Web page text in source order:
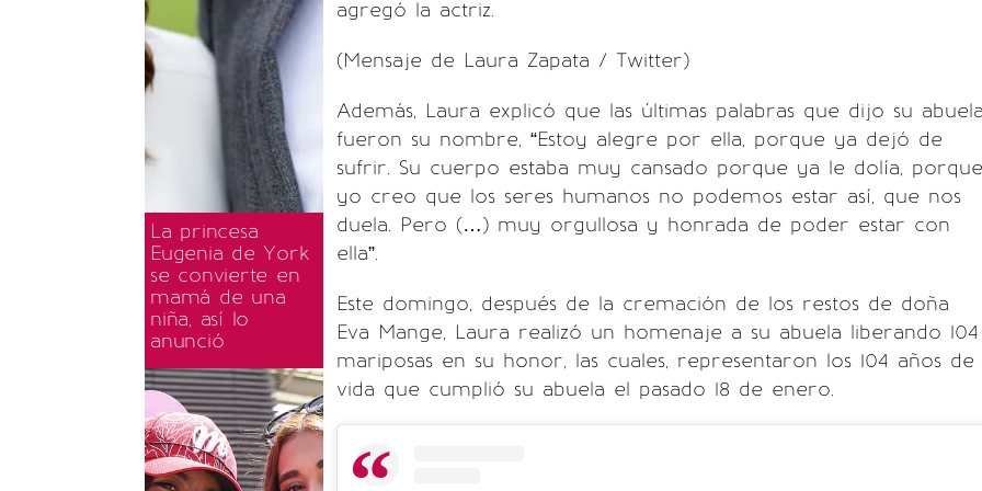
La princesa
Eugenia de York
se convierte en
mamá de una
niña, así lo
anunció
agregó la actriz.
(Mensaje de Laura Zapata / Twitter)
Además, Laura explicó que las últimas palabras que dijo su
fueron su nombre, “Estoy alegre por ella, porque ya dejó de
sufrir. Su cuerpo estaba muy cansado porque ya le dolía, porque
yo creo que los seres humanos no podemos estar así, que nos
duela. Pero (…) muy orgullosa y honrada de poder estar con
ella”.
Este domingo, después de la cremación de los restos de doña
Eva Mange, Laura realizó un homenaje a su abuela liberando 104
mariposas en su honor, las cuales, representaron los 104 años de
vida que cumplió su abuela el pasado 18 de enero.